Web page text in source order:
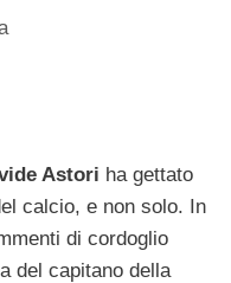
Astori ha gettato
calcio, e non solo. In
di cordoglio
del capitano della